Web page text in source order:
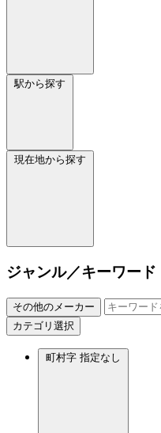
駅から探す
現在地から探す
ジャンル／キーワード
その他のメーカー
カテゴリ選択
町村字 指定なし